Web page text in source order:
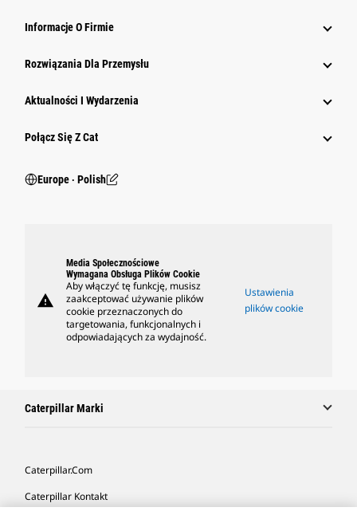
Informacje O Firmie
Rozwiązania Dla Przemysłu
Aktualności I Wydarzenia
Połącz Się Z Cat
Europe ‧ Polish
warning
Media Społecznościowe
Wymagana Obsługa Plików Cookie
Aby włączyć tę funkcję, musisz
zaakceptować używanie plików
cookie przeznaczonych do
targetowania, funkcjonalnych i
odpowiadających za wydajność.
Ustawienia
plików cookie
Caterpillar Marki
Caterpillar.com
Caterpillar Kontakt